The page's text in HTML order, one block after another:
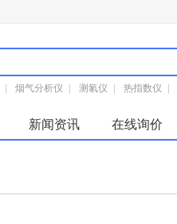
烟气分析仪 测氡仪 热指数仪
新闻资讯 在线询价